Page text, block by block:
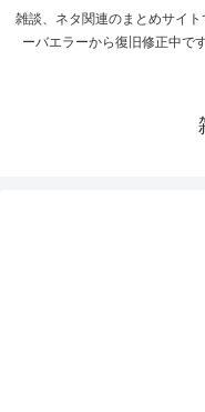
雑談、ネタ関連のまとめサイ
ーバエラーから復旧修正中